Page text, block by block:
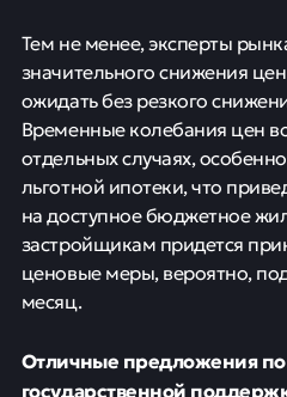
Застройщики нашли свои
повышенным ставкам по
придерживаются различных
ценообразования:
увеличения объема продаж,
повышают цены, чтобы
акции и скидки.
Тем не менее, эксперты
ожидать без резкого
Временные колебания цен